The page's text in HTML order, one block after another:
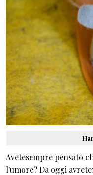
Avetesempre pensato
l'umore? Da oggi